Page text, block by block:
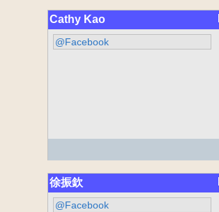
Cathy Kao
@Facebook
徐振欽
@Facebook